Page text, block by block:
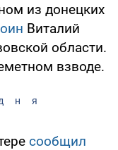
из донецких
Виталий
области.
взводе.
сообщил